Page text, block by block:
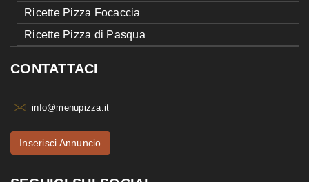
Ricette Pizza Focaccia
Ricette Pizza di Pasqua
CONTATTACI
info@menupizza.it
Inserisci Annuncio